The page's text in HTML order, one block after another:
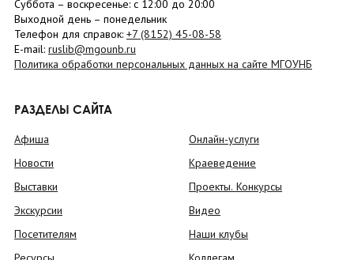
Суббота – воскресенье: c 12:00 до 20:00
Выходной день – понедельник
Телефон для справок: +7 (8152) 45-08-58
E-mail: ruslib@mgounb.ru
Политика обработки персональных данных на сайте МГОУНБ
РАЗДЕЛЫ САЙТА
Афиша
Новости
Выставки
Экскурсии
Посетителям
Онлайн-услуги
Краеведение
Проекты. Конкурсы
Видео
Наши клубы